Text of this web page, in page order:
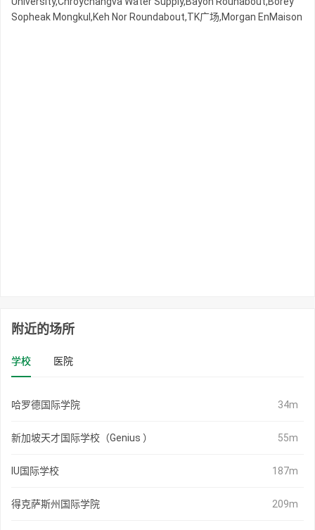
Sopheak Mongkul,Keh Nor Roundabout,TK广场,Morgan EnMaison
附近的场所
学校 医院
哈罗德国际学院 34m
新加坡天才国际学校（Genius ） 55m
IU国际学校 187m
得克萨斯州国际学院 209m